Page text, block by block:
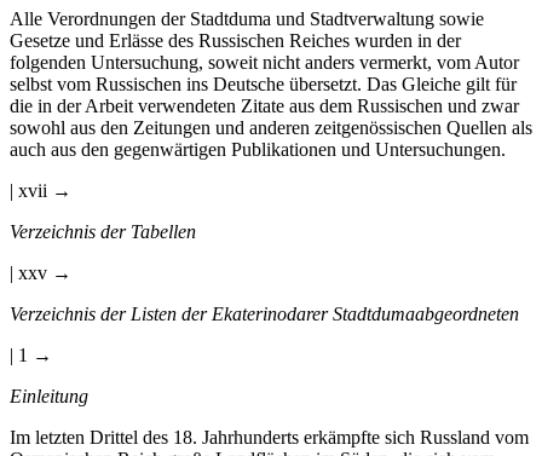
Alle Verordnungen der Stadtduma und Stadtverwaltung sowie
Gesetze und Erlässe des Russischen Reiches wurden in der
folgenden Untersuchung, soweit nicht anders vermerkt, vom Autor
selbst vom Russischen ins Deutsche übersetzt. Das Gleiche gilt für
die in der Arbeit verwendeten Zitate aus dem Russischen und zwar
sowohl aus den Zeitungen und anderen zeitgenössischen Quellen als